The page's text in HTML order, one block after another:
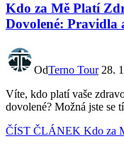
Kdo za Mě Platí
Dovolené: Pravidla
OdTerno Tour 28.
Víte, kdo platí vaše
dovolené? Možná‍ jste ‌se
ČÍST ČLÁNEK Kdo za